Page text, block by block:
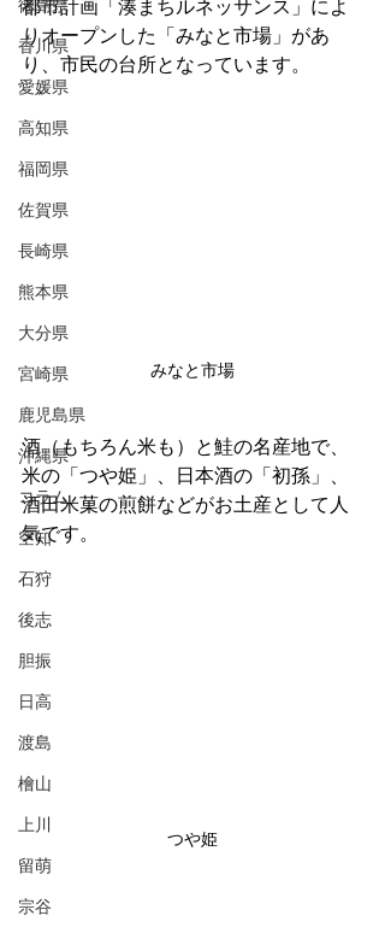
徳島県
香川県
愛媛県
高知県
福岡県
佐賀県
長崎県
熊本県
大分県
宮崎県
鹿児島県
沖縄県
コラム
空知
石狩
後志
胆振
日高
渡島
檜山
上川
留萌
宗谷
都市計画「湊まちルネッサンス」によ
りオープンした「みなと市場」があ
り、市民の台所となっています。
みなと市場
酒（もちろん米も）と鮭の名産地で、
米の「つや姫」、日本酒の「初孫」、
酒田米菓の煎餅などがお土産として人
気です。
つや姫